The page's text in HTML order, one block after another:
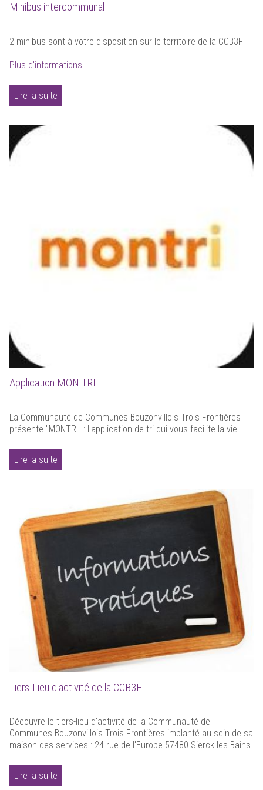
Minibus intercommunal
2 minibus sont à votre disposition sur le territoire de la CCB3F
Plus d'informations
Lire la suite
Application MON TRI
La Communauté de Communes Bouzonvillois Trois Frontières
présente "MONTRI" : l'application de tri qui vous facilite la vie
Lire la suite
Tiers-Lieu d'activité de la CCB3F
Découvre le tiers-lieu d'activité de la Communauté de
Communes Bouzonvillois Trois Frontières implanté au sein de sa
maison des services : 24 rue de l'Europe 57480 Sierck-les-Bains
Lire la suite